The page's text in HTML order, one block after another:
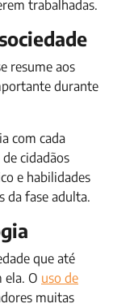
trabalhadas.
resume aos
durante
com cada
cidadãos
e habilidades
da fase adulta.
que até
ela. O uso de
muitas